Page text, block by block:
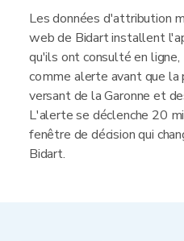
Les données d'attribution
web de Bidart installent
qu'ils ont consulté en
comme alerte avant que la
versant de la Garonne et
L'alerte se déclenche 20
fenêtre de décision qui
Bidart.